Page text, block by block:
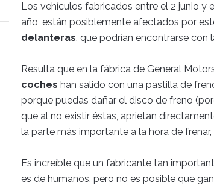
Los vehículos fabricados entre el 2 junio y
año, están posiblemente afectados por
delanteras, que podrían encontrarse con
Resulta que en la fábrica de General
coches han salido con una pastilla de
porque puedas dañar el disco de freno
que al no existir éstas, aprietan
la parte más importante a la hora de
Es increíble que un fabricante tan
es de humanos, pero no es posible que